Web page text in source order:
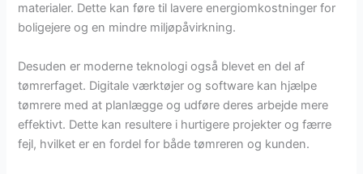
materialer. Dette kan føre til lavere energiomkostninger for
boligejere og en mindre miljøpåvirkning.
Desuden er moderne teknologi også blevet en del af
tømrerfaget. Digitale værktøjer og software kan hjælpe
tømrere med at planlægge og udføre deres arbejde mere
effektivt. Dette kan resultere i hurtigere projekter og færre
fejl, hvilket er en fordel for både tømreren og kunden.